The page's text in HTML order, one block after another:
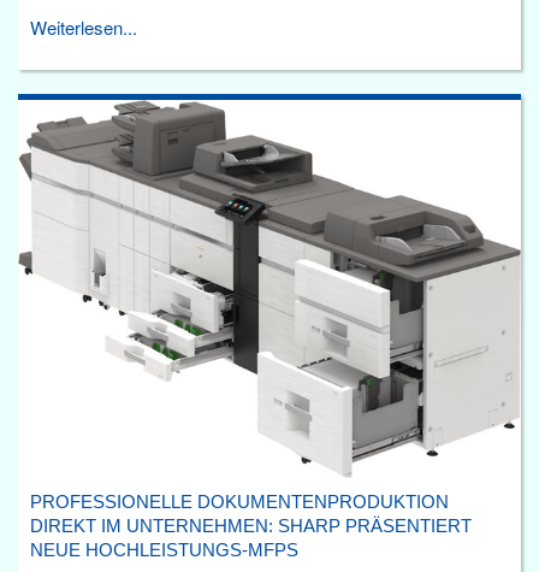
Weiterlesen...
PROFESSIONELLE DOKUMENTENPRODUKTION
DIREKT IM UNTERNEHMEN: SHARP PRÄSENTIERT
NEUE HOCHLEISTUNGS-MFPS